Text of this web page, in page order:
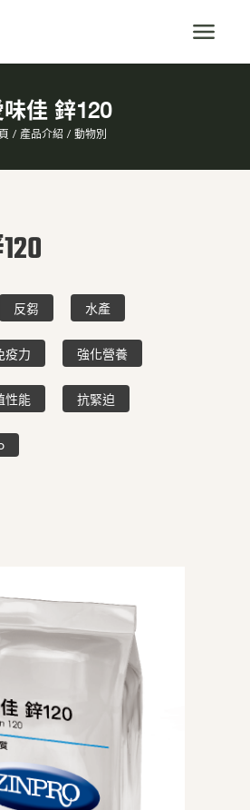
味佳 鋅120
產品介紹 動物別
反芻 水產
疫力 強化營養
性能 抗緊迫